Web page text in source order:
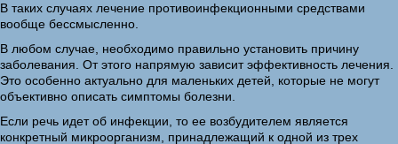
В таких случаях лечение противоинфекционными средствами
вообще бессмысленно.
В любом случае, необходимо правильно установить причину
заболевания. От этого напрямую зависит эффективность лечения.
Это особенно актуально для маленьких детей, которые не могут
объективно описать симптомы болезни.
Если речь идет об инфекции, то ее возбудителем является
конкретный микроорганизм, принадлежащий к одной из трех